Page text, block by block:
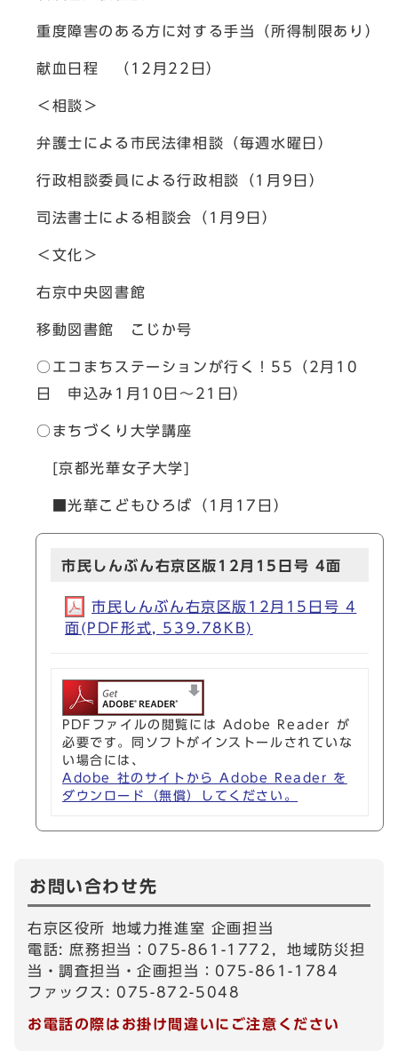
重度障害のある方に対する手当（所得制限あり）
献血日程 （12月22日）
＜相談＞
弁護士による市民法律相談（毎週水曜日）
行政相談委員による行政相談（1月9日）
司法書士による相談会（1月9日）
＜文化＞
右京中央図書館
移動図書館 こじか号
○エコまちステーションが行く！55（2月10
日 申込み1月10日～21日）
○まちづくり大学講座
[京都光華女子大学]
■光華こどもひろば（1月17日）
市民しんぶん右京区版12月15日号 4面
市民しんぶん右京区版12月15日号 4
面(PDF形式, 539.78KB)
PDFファイルの閲覧には Adobe Reader が
必要です。同ソフトがインストールされていな
い場合には、
Adobe 社のサイトから Adobe Reader を
ダウンロード（無償）してください。
お問い合わせ先
右京区役所 地域力推進室 企画担当
電話: 庶務担当：075-861-1772，地域防災担
当・調査担当・企画担当：075-861-1784
ファックス: 075-872-5048
お電話の際はお掛け間違いにご注意ください